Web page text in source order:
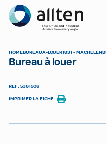
Allten
HOMEBUREAUA-LOUER1831 - MACHELEN
Bureau à louer
REF: 5361506
IMPRIMER LA FICHE